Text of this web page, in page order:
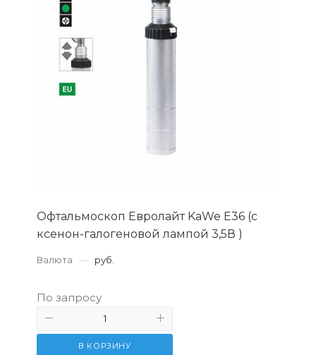
Офтальмоскоп Евролайт KaWe Е36 (с
ксенон-галогеновой лампой 3,5В )
Валюта — руб.
По запросу
В КОРЗИНУ